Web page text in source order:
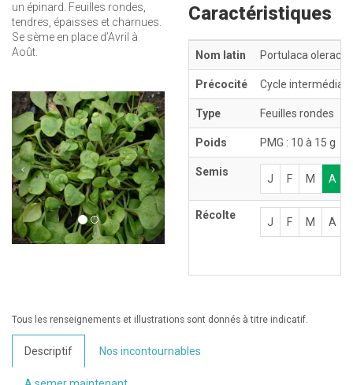
un épinard. Feuilles rondes,
tendres, épaisses et charnues.
Se sème en place d’Avril à
Août.
Précédent Suivant
Caractéristiques
Nom latin Portulaca oleracea
Précocité Cycle
Type Feuilles rondes
Poids PMG : 10 à 15 g
Semis
J F M A
Récolte
J F M A
Tous les renseignements et illustrations sont donnés à titre indicatif.
Descriptif Nos incontournables